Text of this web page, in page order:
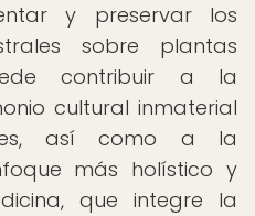
y preservar los
sobre plantas
contribuir a la
cultural inmaterial
así como a la
más holístico y
que integre la